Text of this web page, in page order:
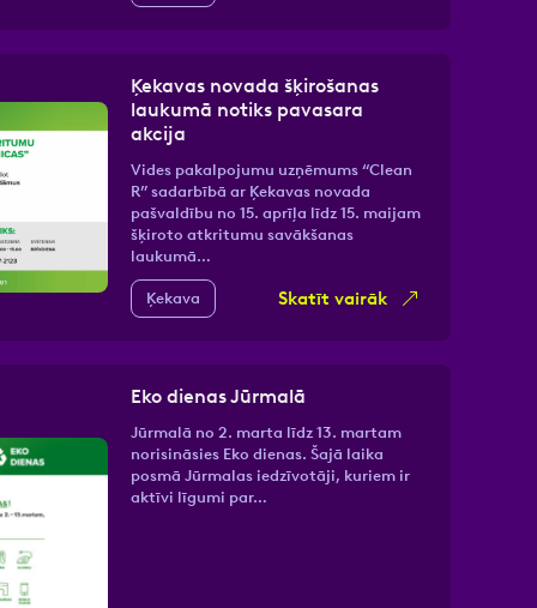
Ķekavas novada šķirošanas
laukumā notiks pavasara
akcija
Vides pakalpojumu uzņēmums “Clean
R” sadarbībā ar Ķekavas novada
pašvaldību no 15. aprīļa līdz 15. maijam
šķiroto atkritumu savākšanas
laukumā…
Ķekava Skatīt vairāk
Eko dienas Jūrmalā
Jūrmalā no 2. marta līdz 13. martam
norisināsies Eko dienas. Šajā laika
posmā Jūrmalas iedzīvotāji, kuriem ir
aktīvi līgumi par…